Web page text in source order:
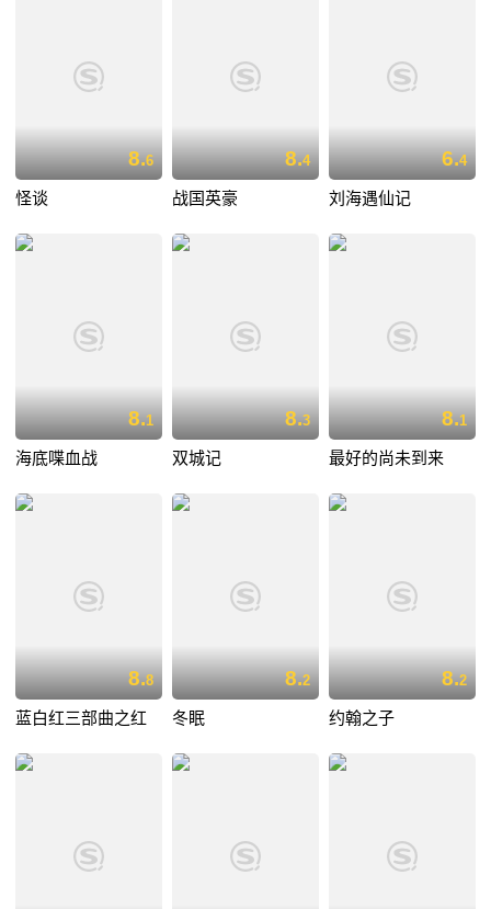
8.6
怪谈
8.4
战国英豪
6.4
刘海遇仙记
8.1
海底喋血战
8.3
双城记
8.1
最好的尚未到来
8.8
蓝白红三部曲之红
8.2
冬眠
8.2
约翰之子